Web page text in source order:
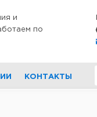
и
по
КОНТАКТЫ